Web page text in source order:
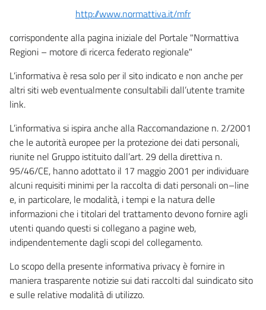
http://www.normattiva.it/mfr
corrispondente alla pagina iniziale del Portale "Normattiva
Regioni – motore di ricerca federato regionale"
L’informativa è resa solo per il sito indicato e non anche per
altri siti web eventualmente consultabili dall’utente tramite
link.
L’informativa si ispira anche alla Raccomandazione n. 2/2001
che le autorità europee per la protezione dei dati personali,
riunite nel Gruppo istituito dall’art. 29 della direttiva n.
95/46/CE, hanno adottato il 17 maggio 2001 per individuare
alcuni requisiti minimi per la raccolta di dati personali on–line
e, in particolare, le modalità, i tempi e la natura delle
informazioni che i titolari del trattamento devono fornire agli
utenti quando questi si collegano a pagine web,
indipendentemente dagli scopi del collegamento.
Lo scopo della presente informativa privacy è fornire in
maniera trasparente notizie sui dati raccolti dal suindicato sito
e sulle relative modalità di utilizzo.